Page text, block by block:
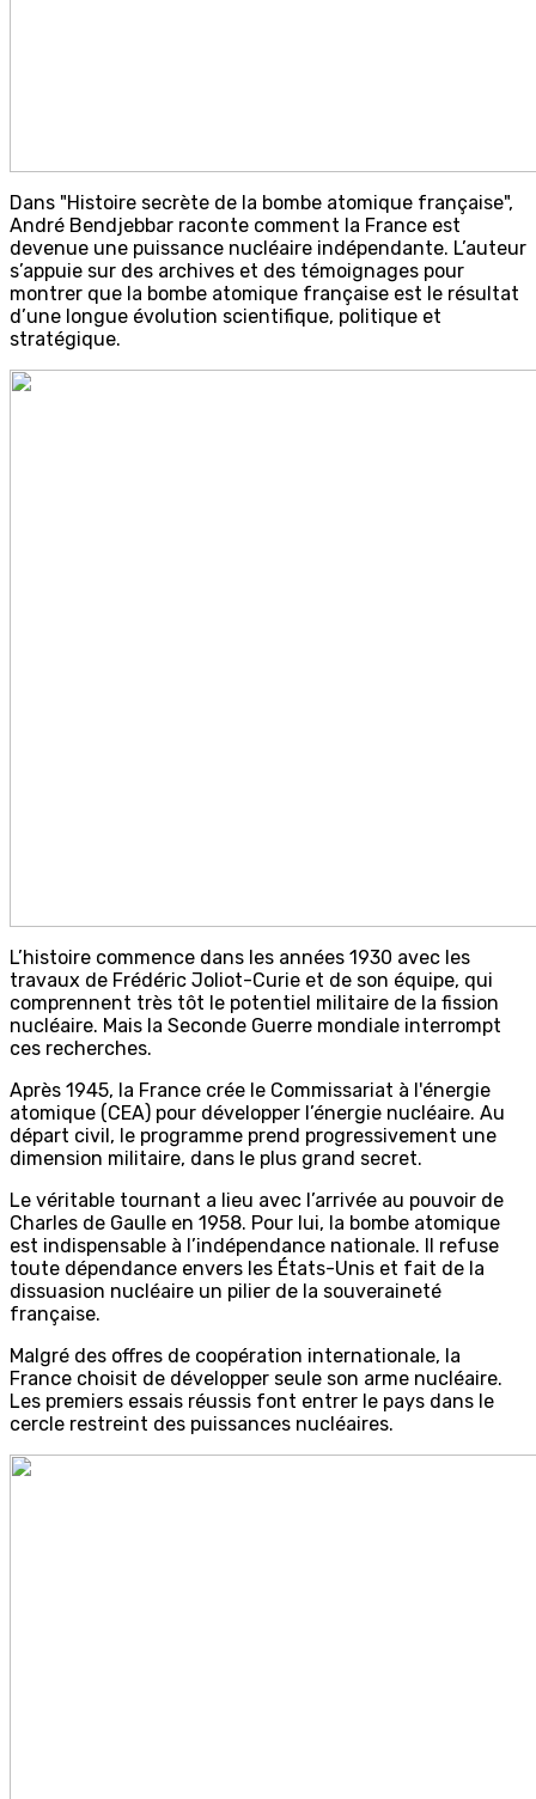
Dans "Histoire secrète de la bombe atomique française",
André Bendjebbar raconte comment la France est
devenue une puissance nucléaire indépendante. L’auteur
s’appuie sur des archives et des témoignages pour
montrer que la bombe atomique française est le résultat
d’une longue évolution scientifique, politique et
stratégique.
L’histoire commence dans les années 1930 avec les
travaux de Frédéric Joliot-Curie et de son équipe, qui
comprennent très tôt le potentiel militaire de la fission
nucléaire. Mais la Seconde Guerre mondiale interrompt
ces recherches.
Après 1945, la France crée le Commissariat à l'énergie
atomique (CEA) pour développer l’énergie nucléaire. Au
départ civil, le programme prend progressivement une
dimension militaire, dans le plus grand secret.
Le véritable tournant a lieu avec l’arrivée au pouvoir de
Charles de Gaulle en 1958. Pour lui, la bombe atomique
est indispensable à l’indépendance nationale. Il refuse
toute dépendance envers les États-Unis et fait de la
dissuasion nucléaire un pilier de la souveraineté
française.
Malgré des offres de coopération internationale, la
France choisit de développer seule son arme nucléaire.
Les premiers essais réussis font entrer le pays dans le
cercle restreint des puissances nucléaires.